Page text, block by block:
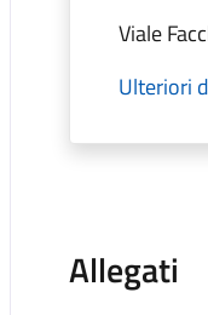
Viale
Ulteriori
Allegati